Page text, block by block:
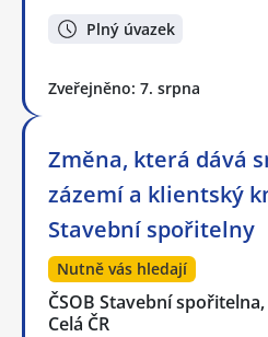
Plný úvazek
Zveřejněno: 7. srpna
Změna, která dává
zázemí a klientský
Stavební spořitelny
Nutně vás hledají
ČSOB Stavební spořitelna,
Celá ČR